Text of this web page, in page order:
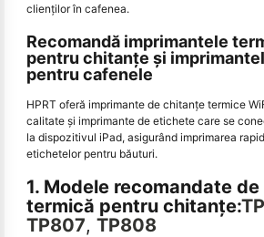
clienților în cafenea.
Recomandă imprimantele
pentru chitanțe și
pentru cafenele
HPRT oferă imprimante de chitanțe termice
calitate și imprimante de etichete care se
la dispozitivul iPad, asigurând imprimarea
etichetelor pentru băuturi.
1. Modele recomandate
termică pentru chitanţe:
TP807, TP808